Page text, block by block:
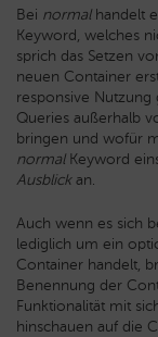
Bei normalhandelt
Keyword, welches
sprich das Setzen
neuen Container
responsive Nutzung
Queries außerhalb
bringen und wofür
normalKeyword
Ausblickan.
Auch wenn es sich
lediglich um ein
Container handelt,
Benennung der
Funktionalität mit
hinschauen auf die